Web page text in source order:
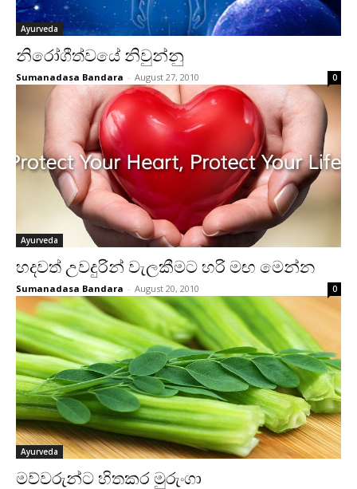
Ayurveda
නිරෝගීත්වයේ නිවුන්නු
Sumanadasa Bandara - August 27, 2010 0
Ayurveda
හදවත් උවදුරින් වැලකීමට හරි මඟ මෙන්න
Sumanadasa Bandara - August 20, 2010 0
Ayurveda
මව්වරුන්ට හිතකර මුරුංගා